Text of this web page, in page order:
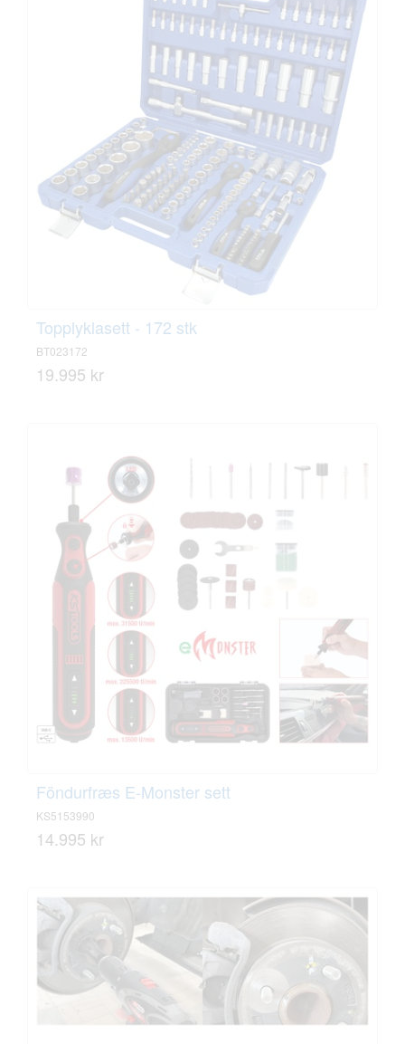
Topplyklasett - 172 stk
BT023172
19.995 kr
Föndurfræs E-Monster sett
KS5153990
14.995 kr